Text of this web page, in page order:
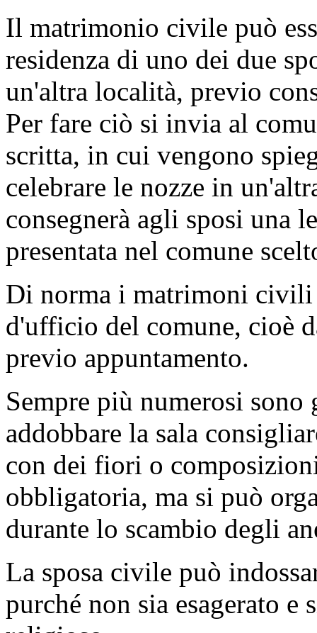
Il matrimonio civile può
residenza di uno dei due
un'altra località, previo
Per fare ciò si invia al
scritta, in cui vengono
celebrare le nozze in
consegnerà agli sposi una
presentata nel comune
Di norma i matrimoni
d'ufficio del comune, cioè
previo appuntamento.
Sempre più numerosi
addobbare la sala
con dei fiori o
obbligatoria, ma si può
durante lo scambio degli
La sposa civile può
purché non sia esagerato